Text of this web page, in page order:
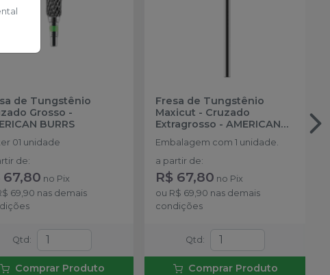
de Tungstênio
Grosso -
BURRS
01 unidade
de:
67,80 no Pix
69,90 nas demais
Qtd :
Comprar Produto
Fresa de Tungstênio
Maxicut - Cruzado
Extragrosso - AMERICAN
Embalagem com 1 unidade.
a partir de:
R$ 67,80 no Pix
ou R$ 69,90 nas demais
condições
Qtd :
Comprar Produto